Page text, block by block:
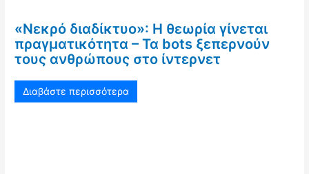
«Νεκρό διαδίκτυο»: Η θεωρία γίνεται
πραγματικότητα – Τα bots ξεπερνούν
τους ανθρώπους στο ίντερνετ
Διαβάστε περισσότερα